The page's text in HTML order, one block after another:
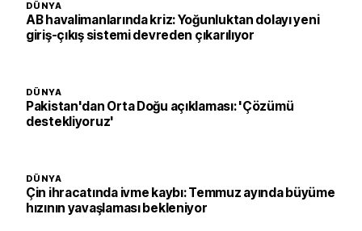
DÜNYA
AB havalimanlarında kriz: Yoğunluktan dolayı yeni
giriş-çıkış sistemi devreden çıkarılıyor
DÜNYA
Pakistan'dan Orta Doğu açıklaması: 'Çözümü
destekliyoruz'
DÜNYA
Çin ihracatında ivme kaybı: Temmuz ayında büyüme
hızının yavaşlaması bekleniyor